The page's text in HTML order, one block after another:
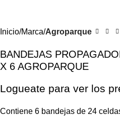
Inicio Marca Agroparque
BANDEJAS
X 6 AGROPARQUE
Logueate para ver los
Contiene 6 bandejas de 24